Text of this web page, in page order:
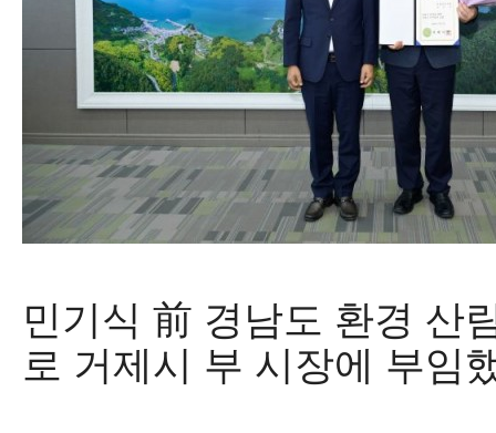
민기식 前 경남도 환경 산
로 거제시 부 시장에 부임